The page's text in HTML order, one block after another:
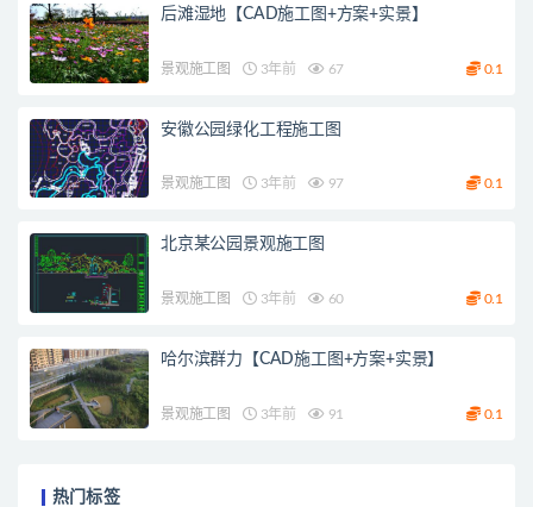
后滩湿地【CAD施工图+方案+实景】
景观施工图 3年前 67 0.1
安徽公园绿化工程施工图
景观施工图 3年前 97 0.1
北京某公园景观施工图
景观施工图 3年前 60 0.1
哈尔滨群力【CAD施工图+方案+实景】
景观施工图 3年前 91 0.1
热门标签